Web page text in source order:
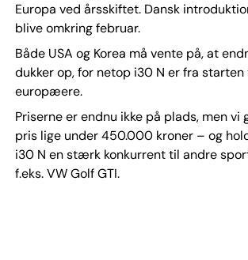
Europa ved årsskiftet. Dansk
blive omkring februar.
Både USA og Korea må vente på, at
dukker op, for netop i30 N er fra
europæere.
Priserne er endnu ikke på plads, men
pris lige under 450.000 kroner – og
i30 N en stærk konkurrent til andre
f.eks. VW Golf GTI.